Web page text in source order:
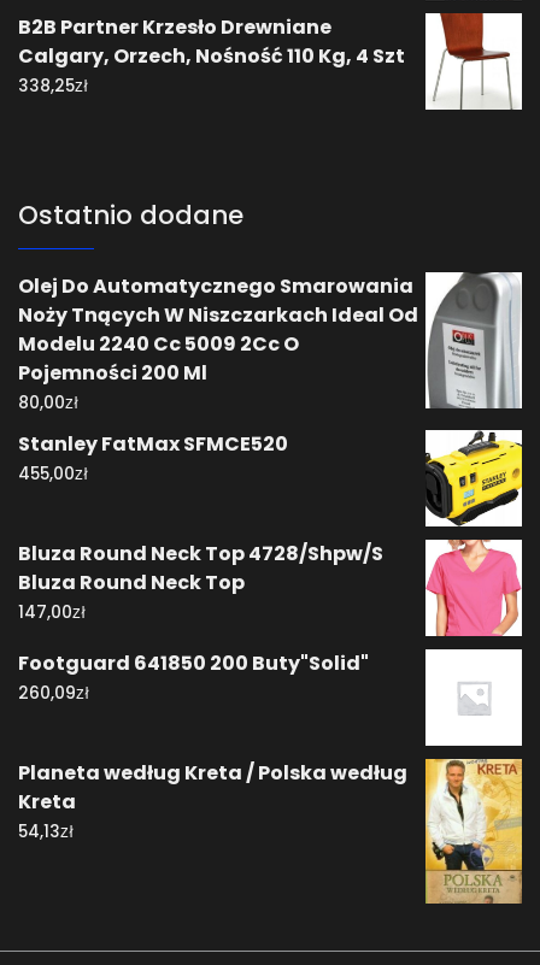
B2B Partner Krzesło Drewniane
Calgary, Orzech, Nośność 110 Kg, 4 Szt
338,25zł
Ostatnio dodane
Olej Do Automatycznego Smarowania
Noży Tnących W Niszczarkach Ideal Od
Modelu 2240 Cc 5009 2Cc O
Pojemności 200 Ml
80,00zł
Stanley FatMax SFMCE520
455,00zł
Bluza Round Neck Top 4728/Shpw/S
Bluza Round Neck Top
147,00zł
Footguard 641850 200 Buty"Solid"
260,09zł
Planeta według Kreta / Polska według
Kreta
54,13zł